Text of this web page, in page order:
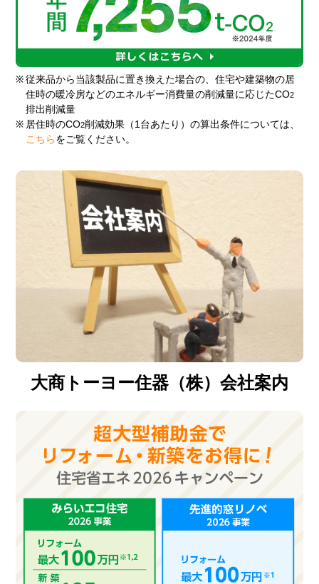
※ 従来品から当該製品に置き換えた場合の、住宅や建築物の居
住時の暖冷房などのエネルギー消費量の削減量に応じたCO2
排出削減量
※ 居住時のCO2削減効果（1台あたり）の算出条件については、
こちら をご覧ください。
大商トーヨー住器（株）会社案内